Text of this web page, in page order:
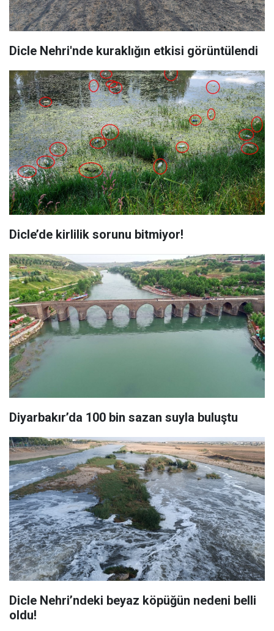
Dicle Nehri'nde kuraklığın etkisi görüntülendi
Dicle’de kirlilik sorunu bitmiyor!
Diyarbakır’da 100 bin sazan suyla buluştu
Dicle Nehri’ndeki beyaz köpüğün nedeni belli
oldu!